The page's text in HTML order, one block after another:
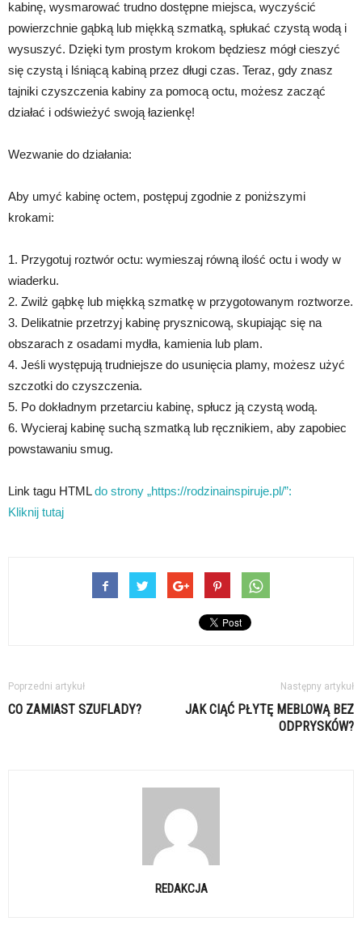
kabinę, wysmarować trudno dostępne miejsca, wyczyścić
powierzchnie gąbką lub miękką szmatką, spłukać czystą wodą i
wysuszyć. Dzięki tym prostym krokom będziesz mógł cieszyć
się czystą i lśniącą kabiną przez długi czas. Teraz, gdy znasz
tajniki czyszczenia kabiny za pomocą octu, możesz zacząć
działać i odświeżyć swoją łazienkę!
Wezwanie do działania:
Aby umyć kabinę octem, postępuj zgodnie z poniższymi
krokami:
1. Przygotuj roztwór octu: wymieszaj równą ilość octu i wody w
wiaderku.
2. Zwilż gąbkę lub miękką szmatkę w przygotowanym roztworze.
3. Delikatnie przetrzyj kabinę prysznicową, skupiając się na
obszarach z osadami mydła, kamienia lub plam.
4. Jeśli występują trudniejsze do usunięcia plamy, możesz użyć
szczotki do czyszczenia.
5. Po dokładnym przetarciu kabinę, spłucz ją czystą wodą.
6. Wycieraj kabinę suchą szmatką lub ręcznikiem, aby zapobiec
powstawaniu smug.
Link tagu HTMLdo strony „https://rodzinainspiruje.pl/”:
Kliknij tutaj
Poprzedni artykuł
CO ZAMIAST SZUFLADY?
Następny artykuł
JAK CIĄĆ PŁYTĘ MEBLOWĄ BEZ
ODPRYSKÓW?
REDAKCJA